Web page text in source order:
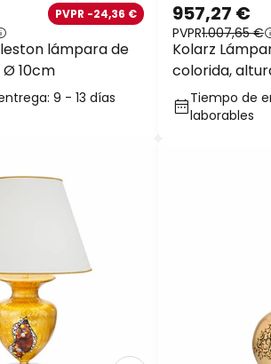
lámpara de
10cm
PVPR -24,36 €
9 - 13 días
Kolarz
colorida,
957,27 €
PVPR1.007,65 €
Tiempo de
laborables